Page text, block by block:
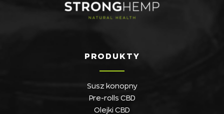
PRODUKTY
Susz konopny
Pre-rolls CBD
Olejki CBD